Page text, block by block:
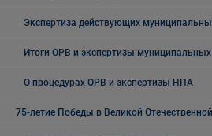
Экспертиза действующих
Итоги ОРВ и экспертизы
О процедурах ОРВ и экспертизы НПА
75-летие Победы в Великой